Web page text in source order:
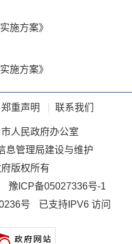
施方案》
施方案》
郑重声明 联系我们
人民政府办公室
息管理局建设与维护
版权所有
豫ICP备05027336号-1
号
已支持IPV6 访问